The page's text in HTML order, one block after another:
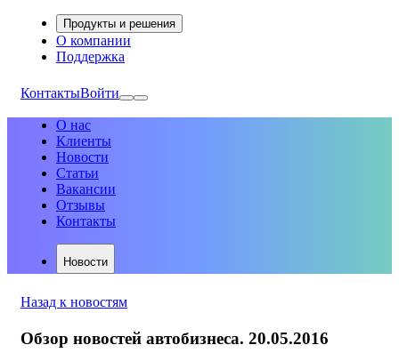
Продукты и решения
О компании
Поддержка
КонтактыВойти
О нас
Клиенты
Новости
Статьи
Вакансии
Отзывы
Контакты
Новости
Назад к новостям
Обзор новостей автобизнеса. 20.05.2016